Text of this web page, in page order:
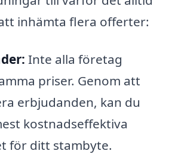
inhämta flera offerter:
Inte alla företag
priser. Genom att
erbjudanden, kan du
kostnadseffektiva
för ditt stambyte.